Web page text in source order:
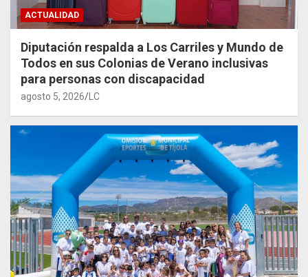
ACTUALIDAD
Diputación respalda a Los Carriles y Mundo de
Todos en sus Colonias de Verano inclusivas
para personas con discapacidad
agosto 5, 2026 LC